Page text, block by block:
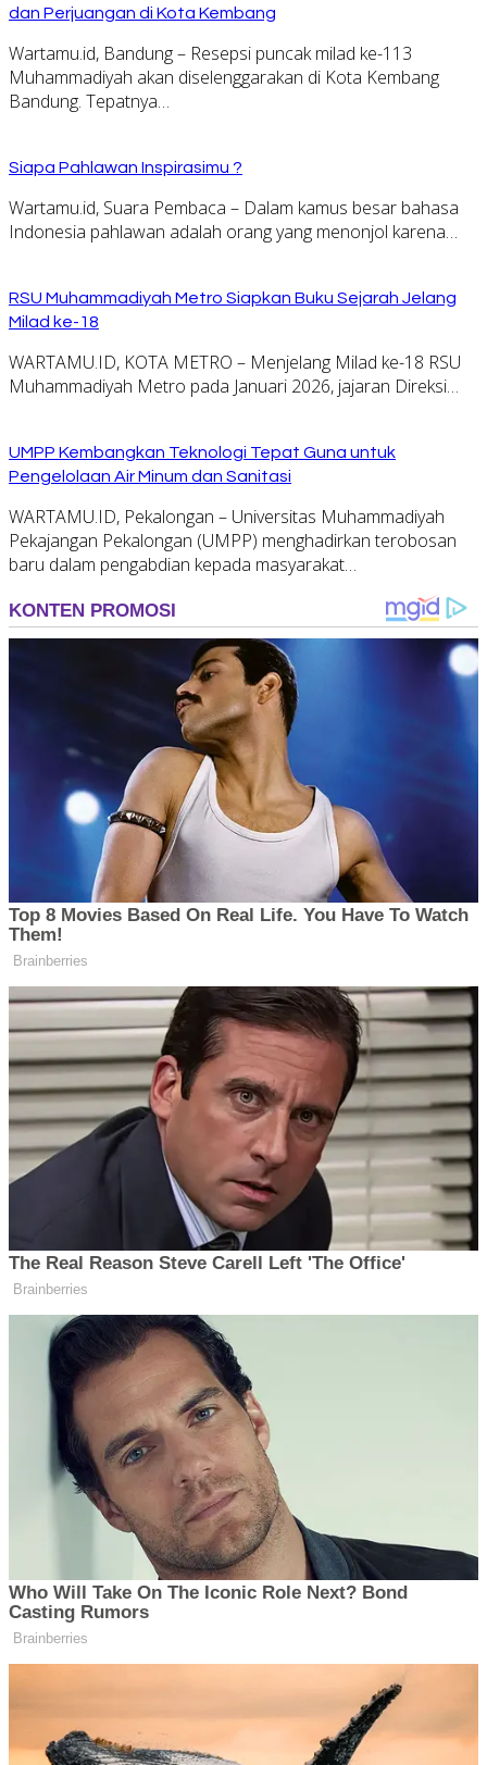
dan Perjuangan di Kota Kembang
Wartamu.id, Bandung – Resepsi puncak milad ke-113
Muhammadiyah akan diselenggarakan di Kota Kembang
Bandung. Tepatnya…
Siapa Pahlawan Inspirasimu ?
Wartamu.id, Suara Pembaca – Dalam kamus besar bahasa
Indonesia pahlawan adalah orang yang menonjol karena…
RSU Muhammadiyah Metro Siapkan Buku Sejarah Jelang
Milad ke-18
WARTAMU.ID, KOTA METRO – Menjelang Milad ke-18 RSU
Muhammadiyah Metro pada Januari 2026, jajaran Direksi…
UMPP Kembangkan Teknologi Tepat Guna untuk
Pengelolaan Air Minum dan Sanitasi
WARTAMU.ID, Pekalongan – Universitas Muhammadiyah
Pekajangan Pekalongan (UMPP) menghadirkan terobosan
baru dalam pengabdian kepada masyarakat…